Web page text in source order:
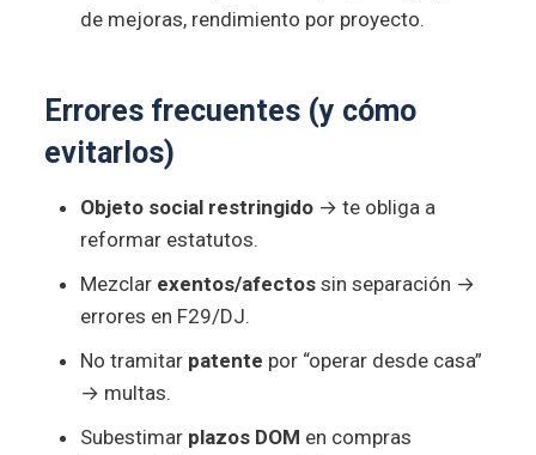
de mejoras, rendimiento por proyecto.
Errores frecuentes (y cómo
evitarlos)
Objeto social restringido→ te obliga a
reformar estatutos.
Mezclar exentos/afectossin separación →
errores en F29/DJ.
No tramitar patente por “operar desde casa”
→ multas.
Subestimar plazos DOM en compras